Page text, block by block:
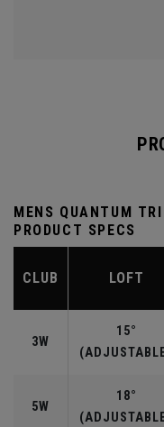
MENS QUANTUM
PRODUCT SPECS
CLUB LOFT
3W
15°
5W
18°